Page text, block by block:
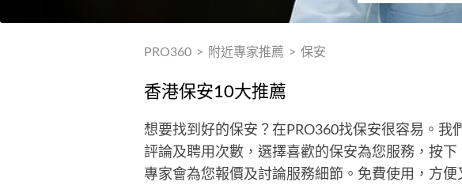
PRO360 > 附近專家推薦 > 保安
香港保安10大推薦
想要找到好的保安？在PRO360找保安很容易。
評論及聘用次數，選擇喜歡的保安為您服務，按
專家會為您報價及討論服務細節。免費使用，方便